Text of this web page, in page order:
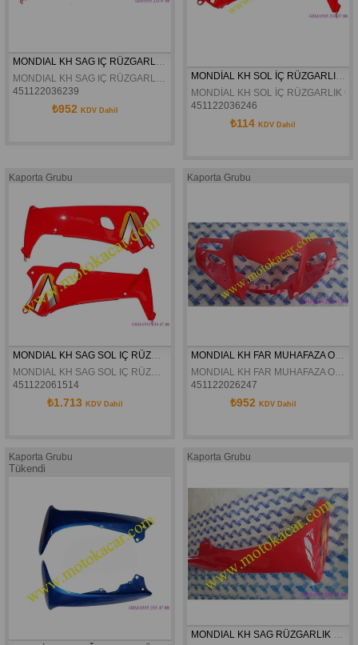
MONDIAL KH SAG IÇ RÜZGARLIK ORJINAL GRENAJ
MONDIAL KH SAG IÇ RÜZGARLIK ORJINAL GRENAJ
451122036239
₺952 KDV Dahil
MONDİAL KH SOL İÇ RÜZGARLIK ORJİNAL GRENAJ
MONDİAL KH SOL İÇ RÜZGARLIK
451122036246
₺114KDV Dahil
Kaporta Grubu
MONDIAL KH SAG SOL IÇ RÜZGARLIK ORJINAL TAKIM
MONDIAL KH SAG SOL IÇ RÜZGARLIK ORJINAL TAKIM
451122061514
₺1.713 KDV Dahil
Kaporta Grubu
MONDIAL KH FAR MUHAFAZA ORJINAL
MONDIAL KH FAR MUHAFAZA ORJINAL
451122026247
₺952 KDV Dahil
Kaporta Grubu
Tükendi
Kaporta Grubu
MONDIAL KH SAG RÜZGARLIK ORJINAL